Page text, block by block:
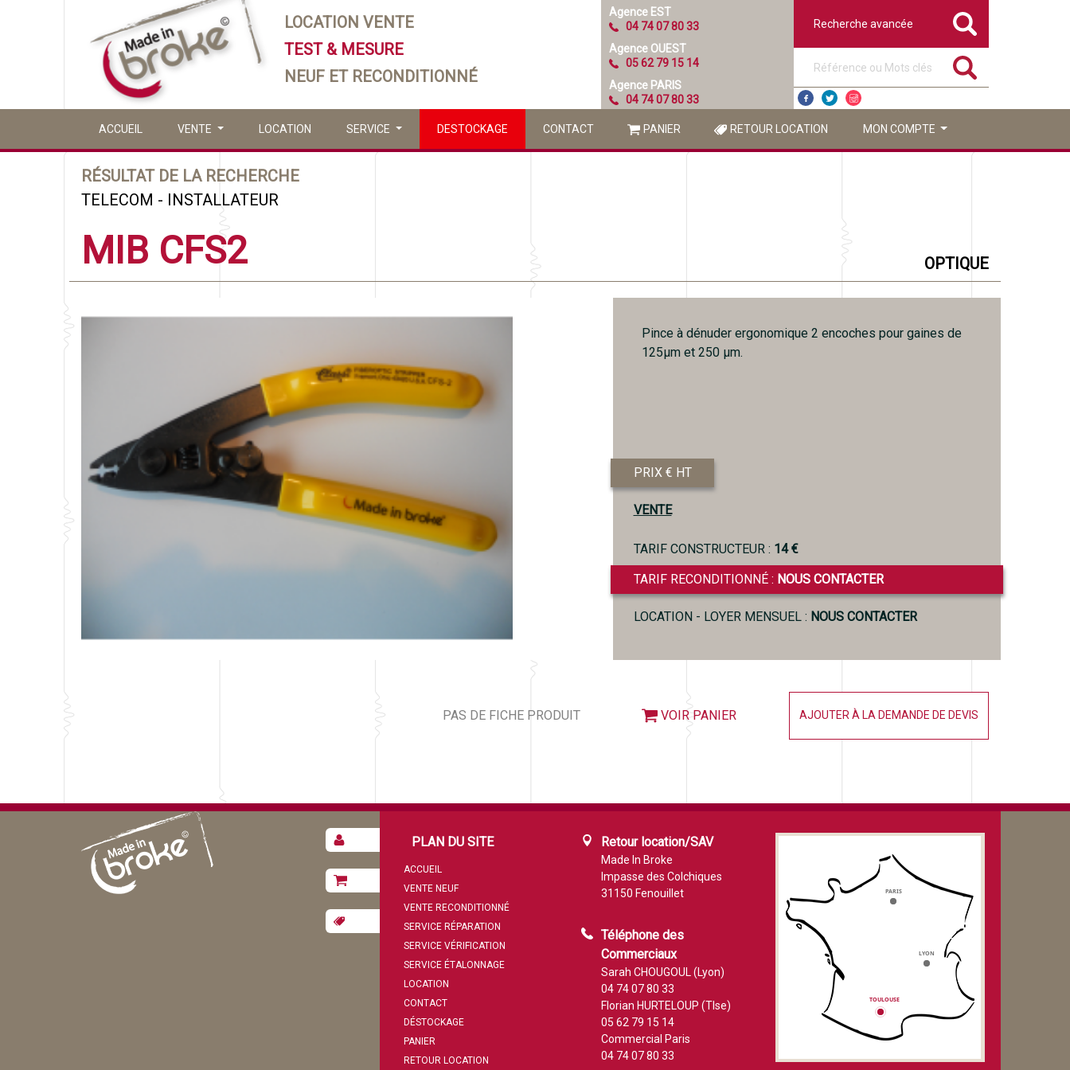
LOCATION VENTE
TEST & MESURE
NEUF ET RECONDITIONNÉ
Agence EST
04 74 07 80 33
Agence OUEST
05 62 79 15 14
Agence PARIS
04 74 07 80 33
Recherche avancée
ACCUEIL VENTE LOCATION SERVICE DESTOCKAGE CONTACT PANIER RETOUR LOCATION MON COMPTE
RÉSULTAT DE LA RECHERCHE
TELECOM - INSTALLATEUR
MIB CFS2 OPTIQUE
Pince à dénuder ergonomique 2 encoches pour gaines de
125µm et 250 µm.
PRIX € HT
VENTE
TARIF CONSTRUCTEUR : 14 €
TARIF RECONDITIONNÉ : NOUS CONTACTER
LOCATION - LOYER MENSUEL : NOUS CONTACTER
PAS DE FICHE PRODUIT VOIR PANIER AJOUTER À LA DEMANDE DE DEVIS
PLAN DU SITE
ACCUEIL
VENTE NEUF
VENTE RECONDITIONNÉ
SERVICE RÉPARATION
SERVICE VÉRIFICATION
SERVICE ÉTALONNAGE
LOCATION
CONTACT
DÉSTOCKAGE
PANIER
RETOUR LOCATION
Retour location/SAV
Made In Broke
Impasse des Colchiques
31150 Fenouillet
Téléphone des
Commerciaux
Sarah CHOUGOUL (Lyon)
04 74 07 80 33
Florian HURTELOUP (Tlse)
05 62 79 15 14
Commercial Paris
04 74 07 80 33